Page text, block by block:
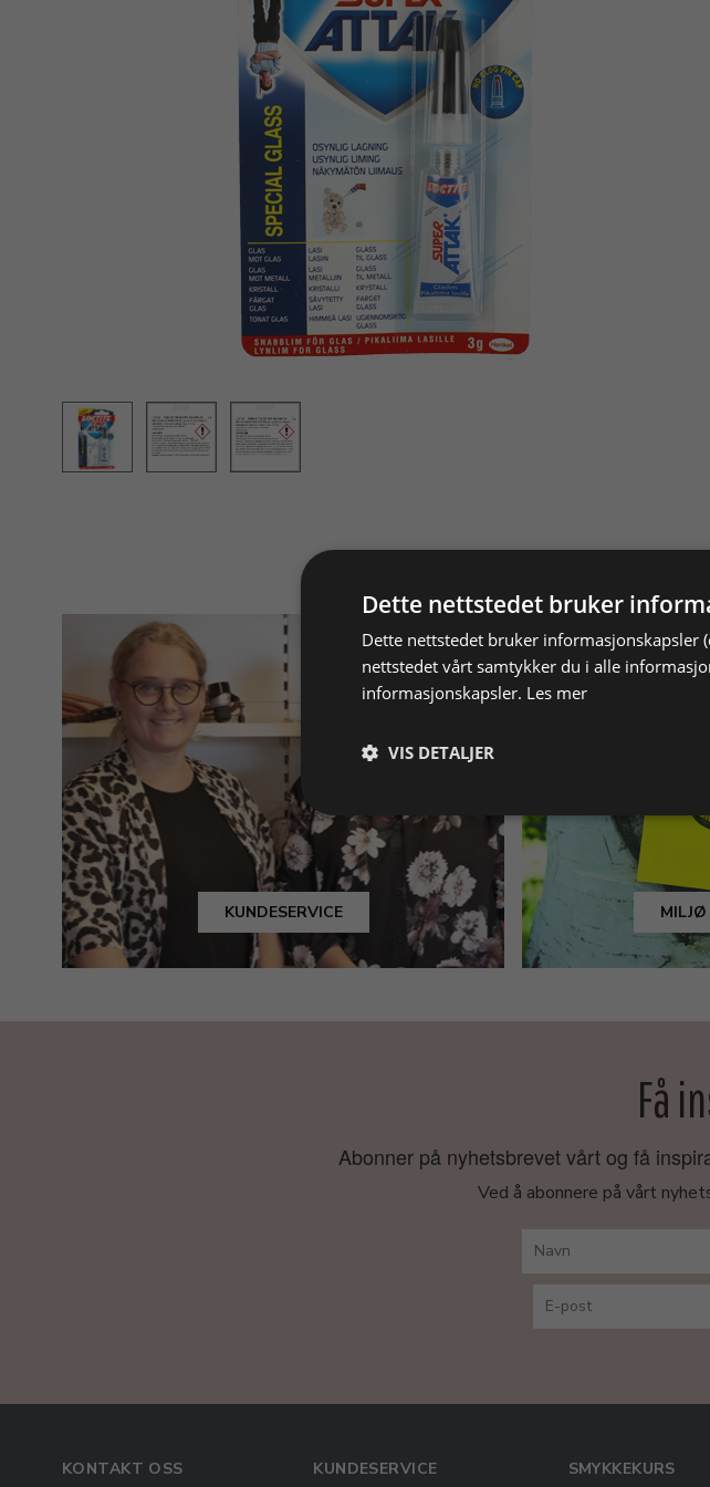
KUNDESERVICE
Få
Abonner på nyhetsbrevet vårt og få
Ved å abonnere på vårt
KONTAKT OSS KUNDESERVICE SMYKKEKURS
Dette nettstedet bruker
Dette nettstedet bruker informasjonskapsler
nettstedet vårt samtykker du i alle
informasjonskapsler. Les mer
VIS DETALJER